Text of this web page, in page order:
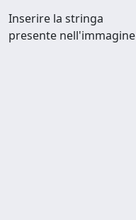
Inserire la stringa
presente nell'immagine